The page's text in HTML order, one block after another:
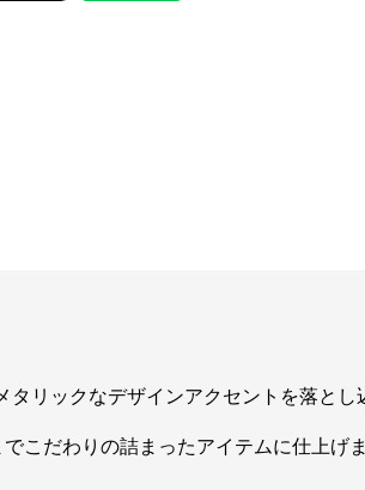
リックなデザインアクセントを落とし
こだわりの詰まったアイテムに仕上げま